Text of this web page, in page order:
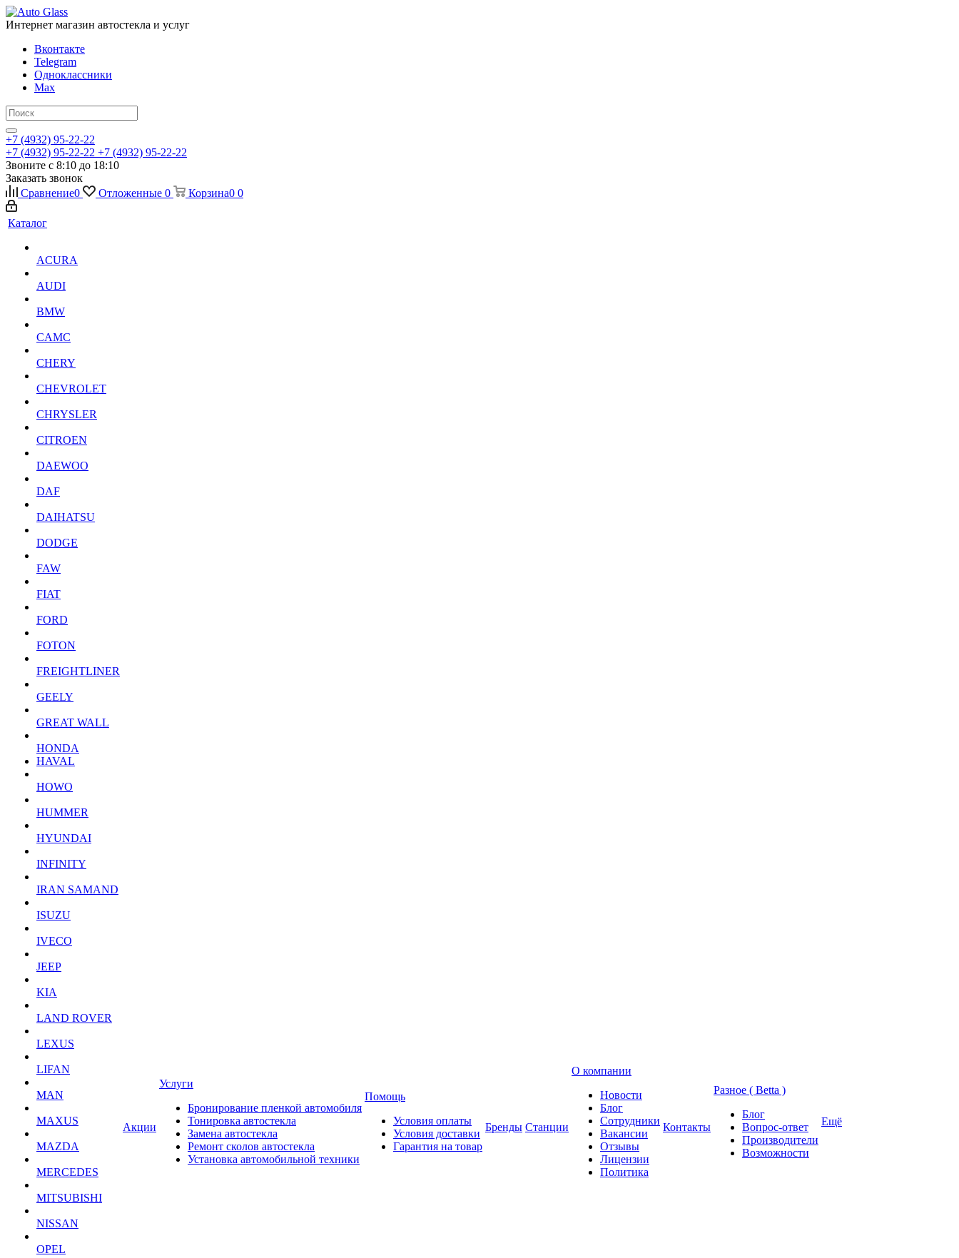
Интернет магазин автостекла и услуг
Вконтакте
Telegram
Одноклассники
Max
+7 (4932) 95-22-22
+7 (4932) 95-22-22 +7 (4932) 95-22-22
Звоните с 8:10 до 18:10
Заказать звонок
Сравнение0 Отложенные 0 Корзина0 0
Каталог
ACURA
AUDI
BMW
CAMC
CHERY
CHEVROLET
CHRYSLER
CITROEN
DAEWOO
DAF
DAIHATSU
DODGE
FAW
FIAT
FORD
FOTON
FREIGHTLINER
GEELY
GREAT WALL
HONDA
HAVAL
HOWO
HUMMER
HYUNDAI
INFINITY
IRAN SAMAND
ISUZU
IVECO
JEEP
KIA
LAND ROVER
LEXUS
LIFAN
MAN
MAXUS
MAZDA
MERCEDES
MITSUBISHI
NISSAN
OPEL
Акции
Услуги
Бронирование пленкой автомобиля
Тонировка автостекла
Замена автостекла
Ремонт сколов автостекла
Установка автомобильной техники
Помощь
Условия оплаты
Условия доставки
Гарантия на товар
Бренды Станции
О компании
Новости
Блог
Сотрудники
Вакансии
Отзывы
Лицензии
Политика
Контакты
Разное ( Betta )
Блог
Вопрос-ответ
Производители
Возможности
Ещё